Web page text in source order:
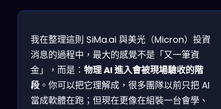
我在整理這則 SiMa.ai 與美光（Micron）投資
消息的過程中，最大的感覺不是「又一筆資
金」，而是： 物理 AI 進入會被現場驗收的階
段 。你可以把它理解成，很多團隊以前只把 AI
當成軟體在跑；但現在更像在組裝一台會學、